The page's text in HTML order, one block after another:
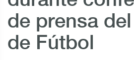
de prensa
de Fútbol